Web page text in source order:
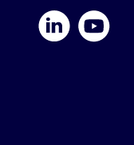
YouTube